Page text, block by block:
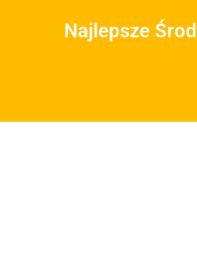
Najlepsze